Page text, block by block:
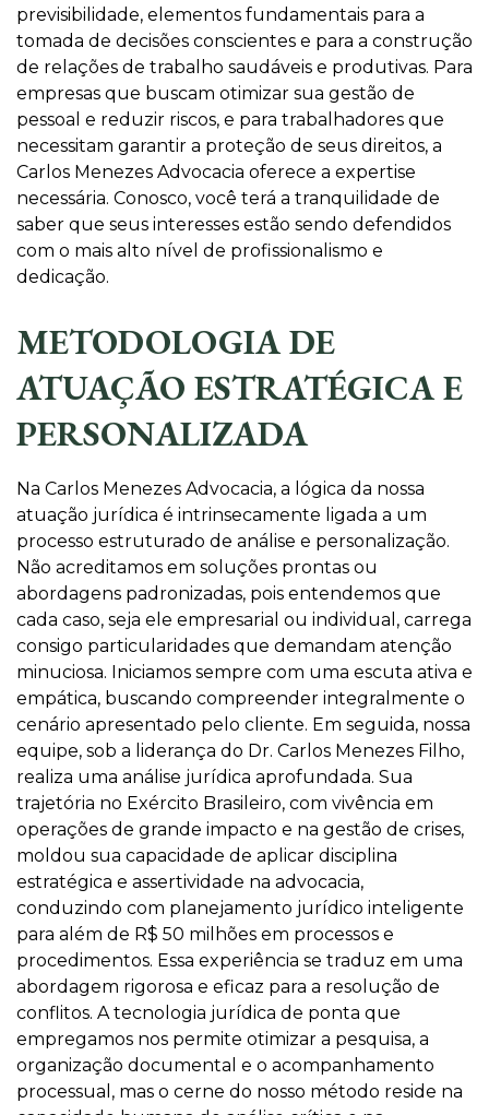
previsibilidade, elementos fundamentais para a
tomada de decisões conscientes e para a construção
de relações de trabalho saudáveis e produtivas. Para
empresas que buscam otimizar sua gestão de
pessoal e reduzir riscos, e para trabalhadores que
necessitam garantir a proteção de seus direitos, a
Carlos Menezes Advocacia oferece a expertise
necessária. Conosco, você terá a tranquilidade de
saber que seus interesses estão sendo defendidos
com o mais alto nível de profissionalismo e
dedicação.
METODOLOGIA DE
ATUAÇÃO ESTRATÉGICA E
PERSONALIZADA
Na Carlos Menezes Advocacia, a lógica da nossa
atuação jurídica é intrinsecamente ligada a um
processo estruturado de análise e personalização.
Não acreditamos em soluções prontas ou
abordagens padronizadas, pois entendemos que
cada caso, seja ele empresarial ou individual, carrega
consigo particularidades que demandam atenção
minuciosa. Iniciamos sempre com uma escuta ativa e
empática, buscando compreender integralmente o
cenário apresentado pelo cliente. Em seguida, nossa
equipe, sob a liderança do Dr. Carlos Menezes Filho,
realiza uma análise jurídica aprofundada. Sua
trajetória no Exército Brasileiro, com vivência em
operações de grande impacto e na gestão de crises,
moldou sua capacidade de aplicar disciplina
estratégica e assertividade na advocacia,
conduzindo com planejamento jurídico inteligente
para além de R$ 50 milhões em processos e
procedimentos. Essa experiência se traduz em uma
abordagem rigorosa e eficaz para a resolução de
conflitos. A tecnologia jurídica de ponta que
empregamos nos permite otimizar a pesquisa, a
organização documental e o acompanhamento
processual, mas o cerne do nosso método reside na